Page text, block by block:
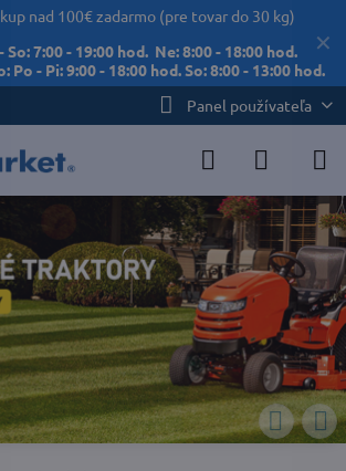
✕
nad 100€ zadarmo (pre tovar do 30 kg)
7:00 - 19:00 hod. Ne: 8:00 - 18:00 hod.
Po - Pi: 9:00 - 18:00 hod. So: 8:00 - 13:00 hod.
Panel používateľa